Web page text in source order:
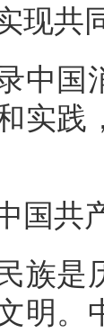
现共
中国
实践
国共
族是
明。